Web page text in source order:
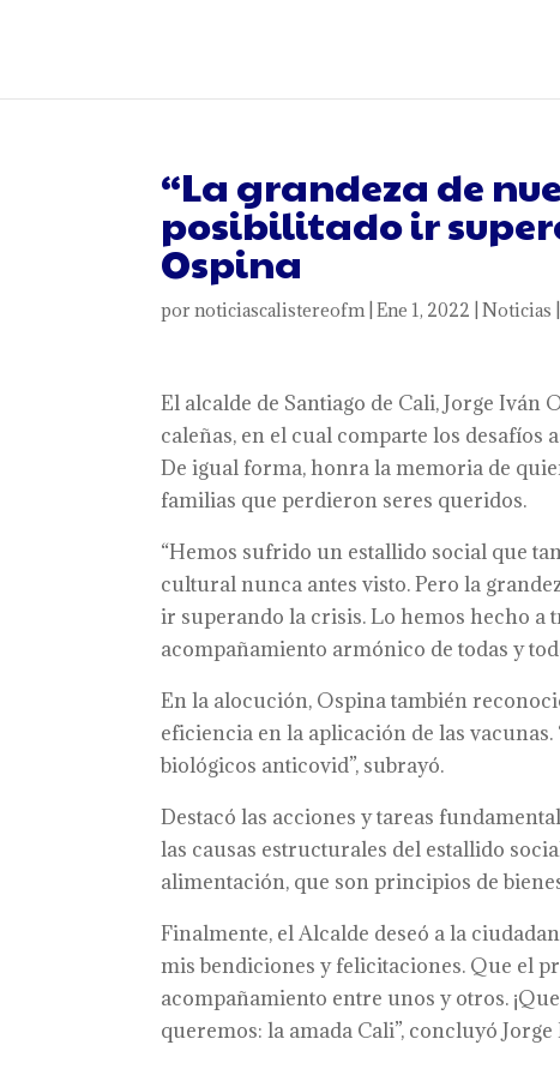
“La grandeza de
posibilitado ir
Ospina
pornoticiascalistereofm|Ene 1, 2022 |Noticias
El alcalde de Santiago de Cali, Jorge
caleñas, en el cual comparte los desafíos
De igual forma, honra la memoria de
familias que perdieron seres queridos.
“Hemos sufrido un estallido social que
cultural nunca antes visto. Pero la
ir superando la crisis. Lo hemos hecho a
acompañamiento armónico de todas y
En la alocución, Ospina también
eficiencia en la aplicación de las
biológicos anticovid”, subrayó.
Destacó las acciones y tareas
las causas estructurales del estallido
alimentación, que son principios de
Finalmente, el Alcalde deseó a la
mis bendiciones y felicitaciones. Que el
acompañamiento entre unos y otros.
queremos: la amada Cali”, concluyó